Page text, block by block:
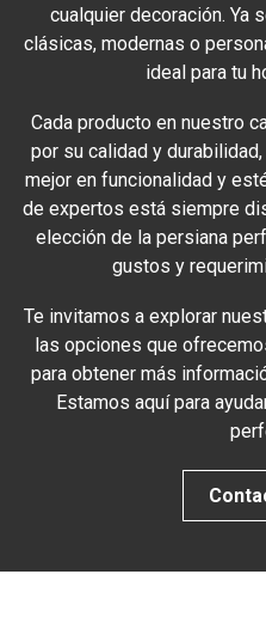
cualquier decoración. Ya
clásicas, modernas o
ideal para tu
Cada producto en nuestro
por su calidad y
mejor en funcionalidad y
de expertos está siempre
elección de la persiana
gustos y
Te invitamos a explorar
las opciones que
para obtener más
Estamos aquí para